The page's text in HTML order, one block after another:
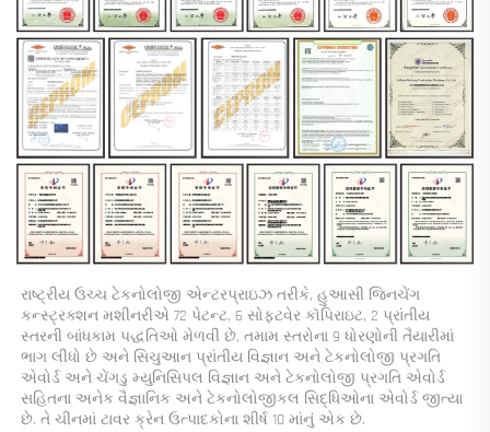
રાષ્ટ્રીય ઉચ્ચ ટેકનોલોજી એન્ટરપ્રાઇઝ તરીકે, હુઆસી જિનચેંગ
કન્સ્ટ્રક્શન મશીનરીએ 72 પેટન્ટ, 6 સોફ્ટવેર કૉપિરાઇટ, 2 પ્રાંતીય
સ્તરની બાંધકામ પદ્ધતિઓ મેળવી છે, તમામ સ્તરોના 9 ધોરણોની તૈયારીમાં
ભાગ લીધો છે અને સિચુઆન પ્રાંતીય વિજ્ઞાન અને ટેકનોલોજી પ્રગતિ
એવોર્ડ અને ચેંગડુ મ્યુનિસિપલ વિજ્ઞાન અને ટેકનોલોજી પ્રગતિ એવોર્ડ
સહિતના અનેક વૈજ્ઞાનિક અને ટેકનોલોજીકલ સિદ્ધિઓના એવોર્ડ જીત્યા
છે. તે ચીનમાં ટાવર ક્રેન ઉત્પાદકોના શીર્ષ 10 માંનું એક છે.